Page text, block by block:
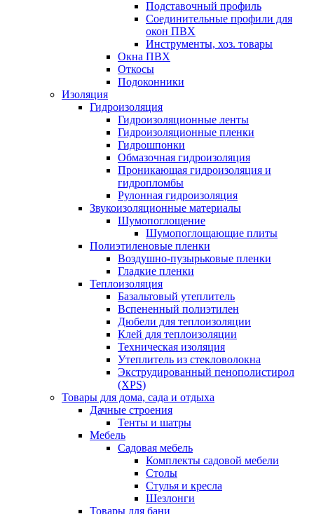
Подставочный профиль
Соединительные профили для
окон ПВХ
Инструменты, хоз. товары
Окна ПВХ
Откосы
Подоконники
Изоляция
Гидроизоляция
Гидроизоляционные ленты
Гидроизоляционные пленки
Гидрошпонки
Обмазочная гидроизоляция
Проникающая гидроизоляция и
гидропломбы
Рулонная гидроизоляция
Звукоизоляционные материалы
Шумопоглощение
Шумопоглощающие плиты
Полиэтиленовые пленки
Воздушно-пузырьковые пленки
Гладкие пленки
Теплоизоляция
Базальтовый утеплитель
Вспененный полиэтилен
Дюбели для теплоизоляции
Клей для теплоизоляции
Техническая изоляция
Утеплитель из стекловолокна
Экструдированный пенополистирол
(XPS)
Товары для дома, сада и отдыха
Дачные строения
Тенты и шатры
Мебель
Садовая мебель
Комплекты садовой мебели
Столы
Стулья и кресла
Шезлонги
Товары для бани